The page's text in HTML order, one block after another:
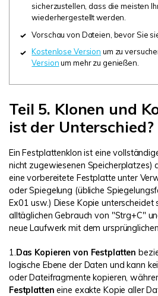
sicherzustellen, dass die meisten
wiederhergestellt werden.
Vorschau von Dateien, bevor Sie
Kostenlose Version um zu
Versionum mehr zu genießen.
Teil 5. Klonen und
ist der Unterschied?
Ein Festplattenklon ist eine
nicht zugewiesenen Speicherplatzes)
eine vorbereitete Festplatte unter
oder Spiegelung (übliche
Ex01 usw.) Diese Kopie unterscheidet
alltäglichen Gebrauch von "Strg+C"
neue Laufwerk mit dem
1.Das Kopieren von Festplatten
logische Ebene der Daten und kann
oder Dateifragmente kopieren,
Festplatten eine exakte Kopie aller